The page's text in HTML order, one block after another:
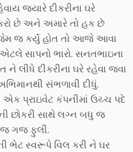
જ્યારે દીકરીના ઘરે
છે અને અમારે તો હક છે
જેમ જ કર્યુ હોત તો આજે આવા
એટલે સાપનો ભારો. સનતભાઇના
લીધે દીકરીના ઘરે રહેવા જવા
સંભળાવી દીધું.
પ્રાઇવેટ કંપનીમાં ઉચ્ચ પદે
છોકરી સાથે લગ્ન બધુ જ
ગજ ફુલી.
ભેટ સ્વરૂપે વિલ કરી ને ઘર